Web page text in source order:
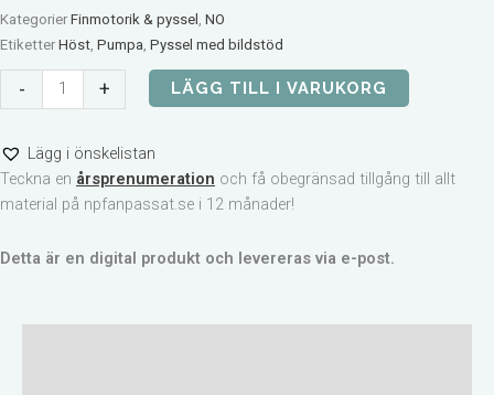
Kategorier Finmotorik & pyssel , NO
Etiketter Höst, Pumpa, Pyssel med bildstöd
-
Pumpans
delar
Pyssel
med
bildstöd
+ LÄGG TILL I VARUKORG
Lägg i önskelistan
Teckna en årsprenumeration och få obegränsad tillgång till allt
material på npfanpassat.se i 12 månader!
Detta är en digital produkt och levereras via e-post.